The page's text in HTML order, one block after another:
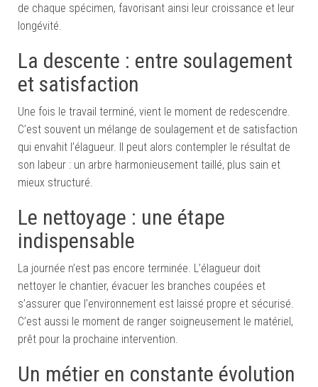
de chaque spécimen, favorisant ainsi leur croissance et leur
longévité.
La descente : entre soulagement
et satisfaction
Une fois le travail terminé, vient le moment de redescendre.
C’est souvent un mélange de soulagement et de satisfaction
qui envahit l’élagueur. Il peut alors contempler le résultat de
son labeur : un arbre harmonieusement taillé, plus sain et
mieux structuré.
Le nettoyage : une étape
indispensable
La journée n’est pas encore terminée. L’élagueur doit
nettoyer le chantier, évacuer les branches coupées et
s’assurer que l’environnement est laissé propre et sécurisé.
C’est aussi le moment de ranger soigneusement le matériel,
prêt pour la prochaine intervention.
Un métier en constante évolution